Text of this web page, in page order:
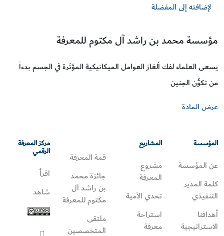
لإضافته إلى المفضلة
مؤسسة محمد بن راشد آل مكتوم للمعرفة
يسعى العلماء لفك ألغاز العوامل الميكانيكية المؤثرة في الجسم بدءاً
من تكوُّن الجنين
عرض المادة
المؤسسة
عن المؤسسة
كلمة المدير
التنفيذي
أهدافنا
الاستراتيجية
المشاريع
مشروع
المعرفة
تحدي الأمية
استراحة
معرفة
قمة المعرفة
جائزة محمد
بن راشد آل
مكتوم للمعرفة
ملتقى
المتخصصين
مركز المعرفة
الرقمي
اقرأ
شاهد